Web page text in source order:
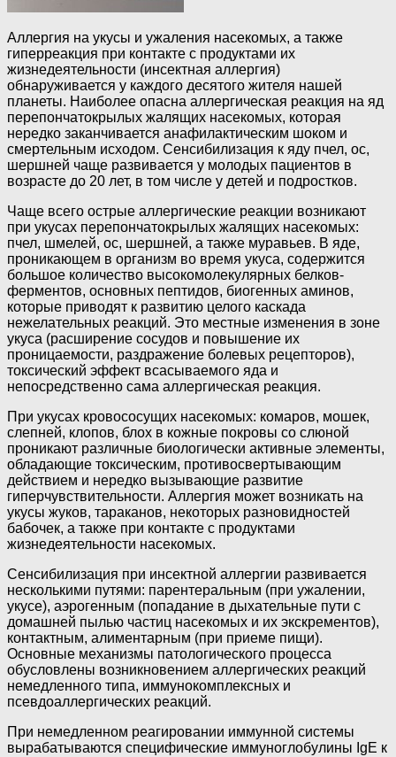
Аллергия на укусы и ужаления насекомых, а также
гиперреакция при контакте с продуктами их
жизнедеятельности (инсектная аллергия)
обнаруживается у каждого десятого жителя нашей
планеты. Наиболее опасна аллергическая реакция на яд
перепончатокрылых жалящих насекомых, которая
нередко заканчивается анафилактическим шоком и
смертельным исходом. Сенсибилизация к яду пчел, ос,
шершней чаще развивается у молодых пациентов в
возрасте до 20 лет, в том числе у детей и подростков.
Чаще всего острые аллергические реакции возникают
при укусах перепончатокрылых жалящих насекомых:
пчел, шмелей, ос, шершней, а также муравьев. В яде,
проникающем в организм во время укуса, содержится
большое количество высокомолекулярных белков-
ферментов, основных пептидов, биогенных аминов,
которые приводят к развитию целого каскада
нежелательных реакций. Это местные изменения в зоне
укуса (расширение сосудов и повышение их
проницаемости, раздражение болевых рецепторов),
токсический эффект всасываемого яда и
непосредственно сама аллергическая реакция.
При укусах кровососущих насекомых: комаров, мошек,
слепней, клопов, блох в кожные покровы со слюной
проникают различные биологически активные элементы,
обладающие токсическим, противосвертывающим
действием и нередко вызывающие развитие
гиперчувствительности. Аллергия может возникать на
укусы жуков, тараканов, некоторых разновидностей
бабочек, а также при контакте с продуктами
жизнедеятельности насекомых.
Сенсибилизация при инсектной аллергии развивается
несколькими путями: парентеральным (при ужалении,
укусе), аэрогенным (попадание в дыхательные пути с
домашней пылью частиц насекомых и их экскрементов),
контактным, алиментарным (при приеме пищи).
Основные механизмы патологического процесса
обусловлены возникновением аллергических реакций
немедленного типа, иммунокомплексных и
псевдоаллергических реакций.
При немедленном реагировании иммунной системы
вырабатываются специфические иммуноглобулины IgE к